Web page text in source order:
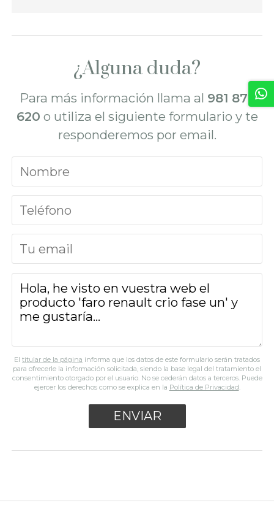
¿Alguna duda?
Para más información llama al 981 872
620 o utiliza el siguiente formulario y te
responderemos por email.
El titular de la página informa que los datos de este formulario serán tratados
para ofrecerle la información solicitada, siendo la base legal del tratamiento el
consentimiento otorgado por el usuario. No se cederán datos a terceros. Puede
ejercer los derechos como se explica en la Política de Privacidad.